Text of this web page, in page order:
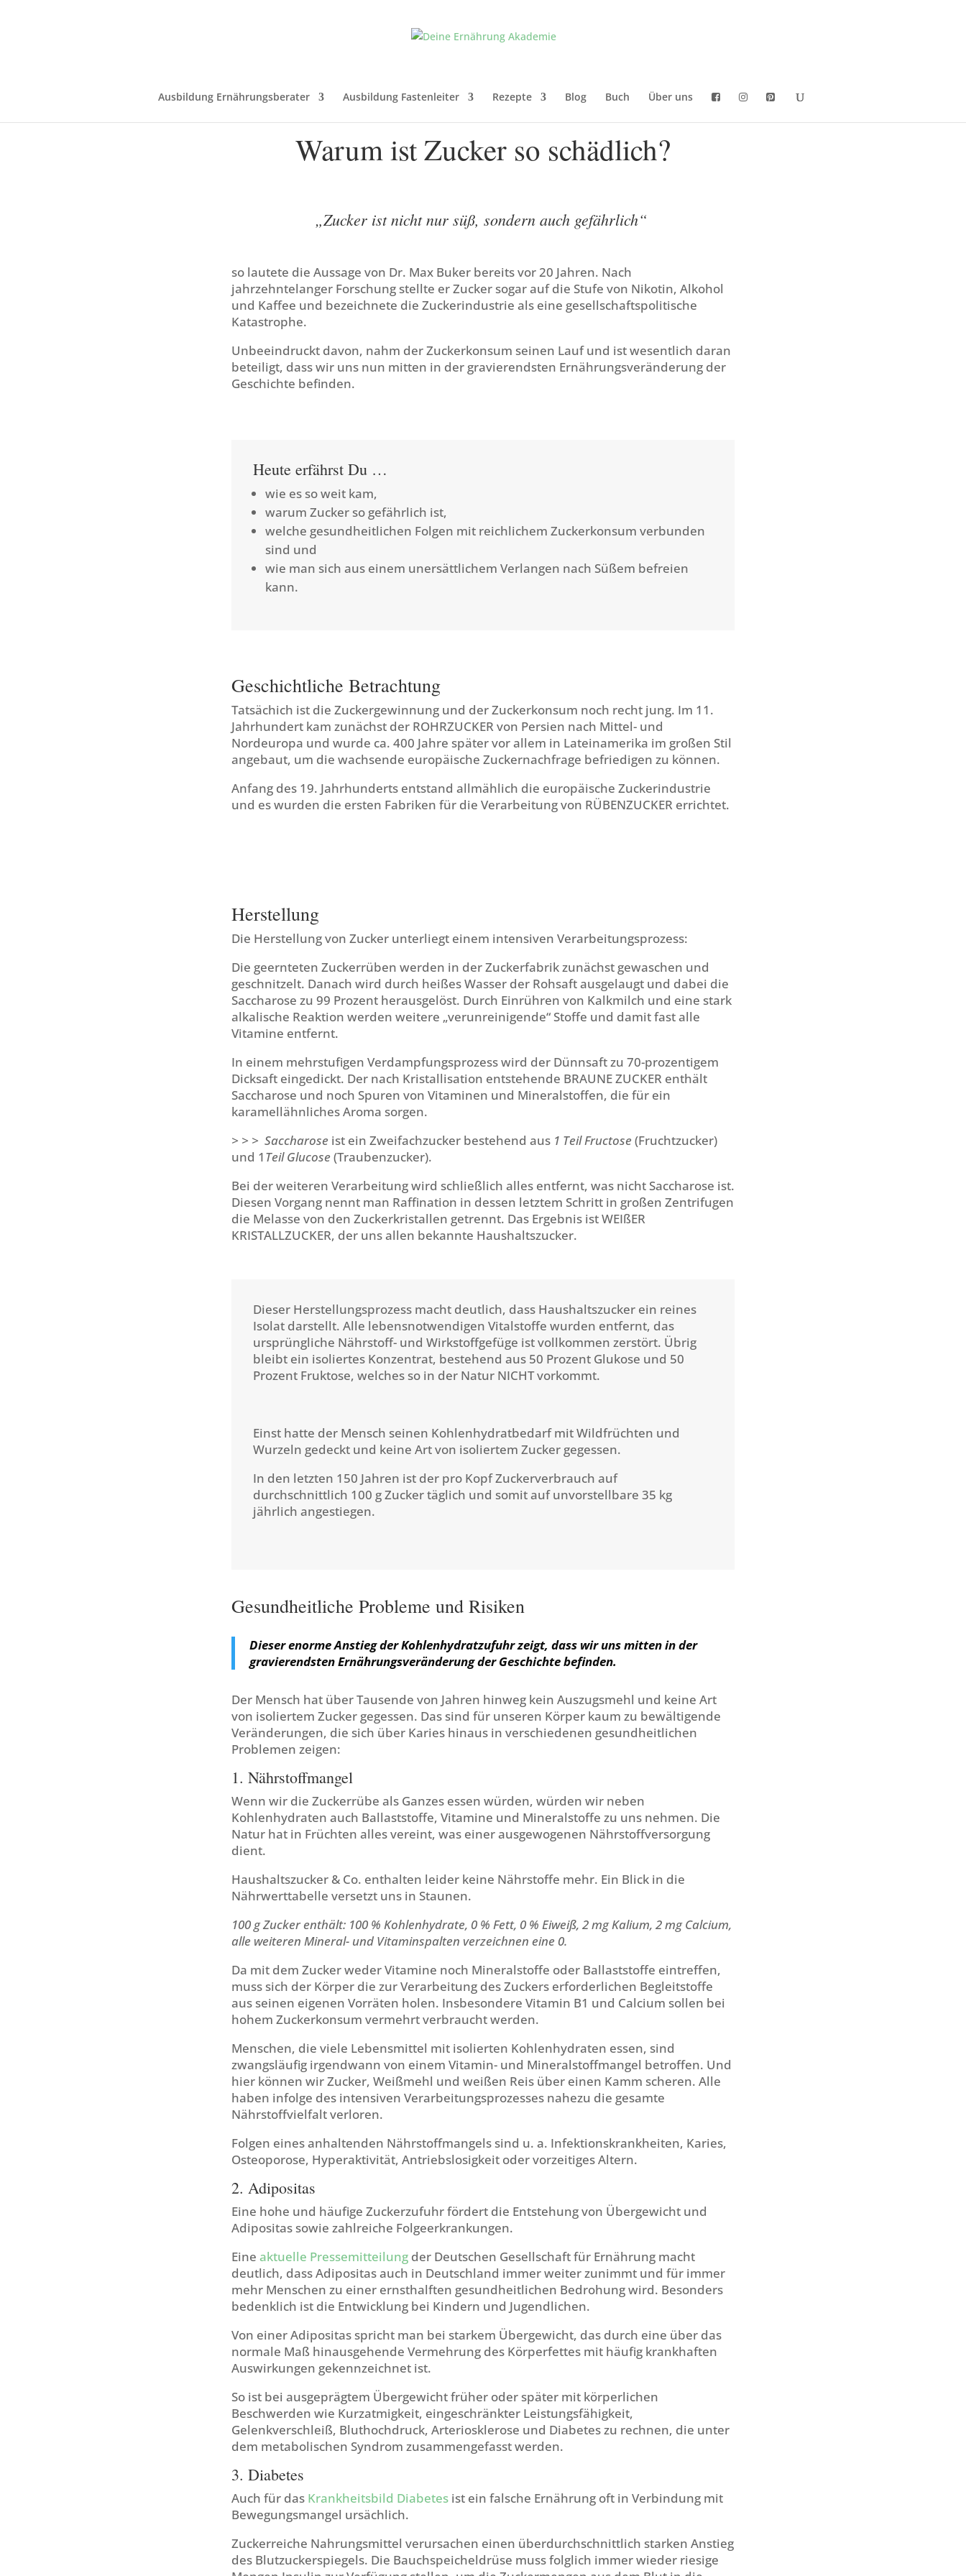
Ausbildung Ernährungsberater Ausbildung Fastenleiter Rezepte Blog Buch Über uns
Warum ist Zucker so schädlich?
„Zucker ist nicht nur süß, sondern auch gefährlich“
so lautete die Aussage von Dr. Max Buker bereits vor 20 Jahren. Nach
jahrzehntelanger Forschung stellte er Zucker sogar auf die Stufe von Nikotin, Alkohol
und Kaffee und bezeichnete die Zuckerindustrie als eine gesellschaftspolitische
Katastrophe.
Unbeeindruckt davon, nahm der Zuckerkonsum seinen Lauf und ist wesentlich daran
beteiligt, dass wir uns nun mitten in der gravierendsten Ernährungsveränderung der
Geschichte befinden.
Heute erfährst Du …
wie es so weit kam,
warum Zucker so gefährlich ist,
welche gesundheitlichen Folgen mit reichlichem Zuckerkonsum verbunden
sind und
wie man sich aus einem unersättlichem Verlangen nach Süßem befreien
kann.
Geschichtliche Betrachtung
Tatsächich ist die Zuckergewinnung und der Zuckerkonsum noch recht jung. Im 11.
Jahrhundert kam zunächst der ROHRZUCKER von Persien nach Mittel- und
Nordeuropa und wurde ca. 400 Jahre später vor allem in Lateinamerika im großen Stil
angebaut, um die wachsende europäische Zuckernachfrage befriedigen zu können.
Anfang des 19. Jahrhunderts entstand allmählich die europäische Zuckerindustrie
und es wurden die ersten Fabriken für die Verarbeitung von RÜBENZUCKER errichtet.
Herstellung
Die Herstellung von Zucker unterliegt einem intensiven Verarbeitungsprozess:
Die geernteten Zuckerrüben werden in der Zuckerfabrik zunächst gewaschen und
geschnitzelt. Danach wird durch heißes Wasser der Rohsaft ausgelaugt und dabei die
Saccharose zu 99 Prozent herausgelöst. Durch Einrühren von Kalkmilch und eine stark
alkalische Reaktion werden weitere „verunreinigende“ Stoffe und damit fast alle
Vitamine entfernt.
In einem mehrstufigen Verdampfungsprozess wird der Dünnsaft zu 70-prozentigem
Dicksaft eingedickt. Der nach Kristallisation entstehende BRAUNE ZUCKER enthält
Saccharose und noch Spuren von Vitaminen und Mineralstoffen, die für ein
karamellähnliches Aroma sorgen.
> > > Saccharose ist ein Zweifachzucker bestehend aus 1 Teil Fructose (Fruchtzucker)
und 1Teil Glucose (Traubenzucker).
Bei der weiteren Verarbeitung wird schließlich alles entfernt, was nicht Saccharose ist.
Diesen Vorgang nennt man Raffination in dessen letztem Schritt in großen Zentrifugen
die Melasse von den Zuckerkristallen getrennt. Das Ergebnis ist WEIßER
KRISTALLZUCKER, der uns allen bekannte Haushaltszucker.
Dieser Herstellungsprozess macht deutlich, dass Haushaltszucker ein reines
Isolat darstellt. Alle lebensnotwendigen Vitalstoffe wurden entfernt, das
ursprüngliche Nährstoff- und Wirkstoffgefüge ist vollkommen zerstört. Übrig
bleibt ein isoliertes Konzentrat, bestehend aus 50 Prozent Glukose und 50
Prozent Fruktose, welches so in der Natur NICHT vorkommt.
Einst hatte der Mensch seinen Kohlenhydratbedarf mit Wildfrüchten und
Wurzeln gedeckt und keine Art von isoliertem Zucker gegessen.
In den letzten 150 Jahren ist der pro Kopf Zuckerverbrauch auf
durchschnittlich 100 g Zucker täglich und somit auf unvorstellbare 35 kg
jährlich angestiegen.
Gesundheitliche Probleme und Risiken
Dieser enorme Anstieg der Kohlenhydratzufuhr zeigt, dass wir uns mitten in der
gravierendsten Ernährungsveränderung der Geschichte befinden.
Der Mensch hat über Tausende von Jahren hinweg kein Auszugsmehl und keine Art
von isoliertem Zucker gegessen. Das sind für unseren Körper kaum zu bewältigende
Veränderungen, die sich über Karies hinaus in verschiedenen gesundheitlichen
Problemen zeigen:
1. Nährstoffmangel
Wenn wir die Zuckerrübe als Ganzes essen würden, würden wir neben
Kohlenhydraten auch Ballaststoffe, Vitamine und Mineralstoffe zu uns nehmen. Die
Natur hat in Früchten alles vereint, was einer ausgewogenen Nährstoffversorgung
dient.
Haushaltszucker & Co. enthalten leider keine Nährstoffe mehr. Ein Blick in die
Nährwerttabelle versetzt uns in Staunen.
100 g Zucker enthält: 100 % Kohlenhydrate, 0 % Fett, 0 % Eiweiß, 2 mg Kalium, 2 mg Calcium,
alle weiteren Mineral- und Vitaminspalten verzeichnen eine 0.
Da mit dem Zucker weder Vitamine noch Mineralstoffe oder Ballaststoffe eintreffen,
muss sich der Körper die zur Verarbeitung des Zuckers erforderlichen Begleitstoffe
aus seinen eigenen Vorräten holen. Insbesondere Vitamin B1 und Calcium sollen bei
hohem Zuckerkonsum vermehrt verbraucht werden.
Menschen, die viele Lebensmittel mit isolierten Kohlenhydraten essen, sind
zwangsläufig irgendwann von einem Vitamin- und Mineralstoffmangel betroffen. Und
hier können wir Zucker, Weißmehl und weißen Reis über einen Kamm scheren. Alle
haben infolge des intensiven Verarbeitungsprozesses nahezu die gesamte
Nährstoffvielfalt verloren.
Folgen eines anhaltenden Nährstoffmangels sind u. a. Infektionskrankheiten, Karies,
Osteoporose, Hyperaktivität, Antriebslosigkeit oder vorzeitiges Altern.
2. Adipositas
Eine hohe und häufige Zuckerzufuhr fördert die Entstehung von Übergewicht und
Adipositas sowie zahlreiche Folgeerkrankungen.
Eine aktuelle Pressemitteilung der Deutschen Gesellschaft für Ernährung macht
deutlich, dass Adipositas auch in Deutschland immer weiter zunimmt und für immer
mehr Menschen zu einer ernsthalften gesundheitlichen Bedrohung wird. Besonders
bedenklich ist die Entwicklung bei Kindern und Jugendlichen.
Von einer Adipositas spricht man bei starkem Übergewicht, das durch eine über das
normale Maß hinausgehende Vermehrung des Körperfettes mit häufig krankhaften
Auswirkungen gekennzeichnet ist.
So ist bei ausgeprägtem Übergewicht früher oder später mit körperlichen
Beschwerden wie Kurzatmigkeit, eingeschränkter Leistungsfähigkeit,
Gelenkverschleiß, Bluthochdruck, Arteriosklerose und Diabetes zu rechnen, die unter
dem metabolischen Syndrom zusammengefasst werden.
3. Diabetes
Auch für das Krankheitsbild Diabetes ist ein falsche Ernährung oft in Verbindung mit
Bewegungsmangel ursächlich.
Zuckerreiche Nahrungsmittel verursachen einen überdurchschnittlich starken Anstieg
des Blutzuckerspiegels. Die Bauchspeicheldrüse muss folglich immer wieder riesige